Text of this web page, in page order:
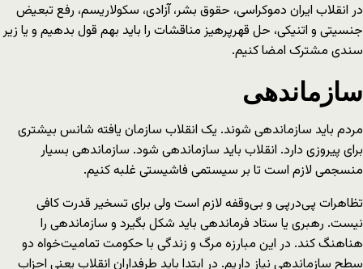
در انقلاب ایران دموکراسی، حقوق بشر، آزادی، سکولاریسم، رفع تبعیض
جنسیتی و اتنیکی، حل قهرپرهیز مناقشات را باید بهم قول بدهیم و یا زیر
سندی مشترک امضا کنیم.
سازماندهی
مردم باید سازماندهی شوند. یک انقلاب سازمان یافته شانس بیشتری
برای پیروزی دارد. انقلاب باید سازماندهی شود. سازماندهی بسیار
منسجمی لازم است تا بر سیستمی فاشیستی غلبه کنیم.
تظاهرات پی‌درپی و بی‌وقفه لازم است ولی برای تسخیر قدرت کافی
نیست. رهبری یا ستاد فرماندهی باید شکل بگیرد و سازماندهی را
هناهنگ کند. در این مبارزه مرگ و زندگی با حکومت تمامیت‌خواه دو
سطح سازماندهی نیاز داریم. در ابتدا باید طرفداران انقلاب یعنی احزاب